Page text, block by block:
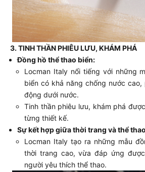
3. TINH THẦN PHIÊU LƯU, KHÁM PHÁ
Đồng hồ thể thao biển:
Locman Italy nổi tiếng với những
biển có khả năng chống nước
động dưới nước.
Tinh thần phiêu lưu, khám phá
từng thiết kế.
Sự kết hợp giữa thời trang và thể
Locman Italy tạo ra những mẫu
thời trang cao, vừa đáp ứng
người yêu thích thể thao.